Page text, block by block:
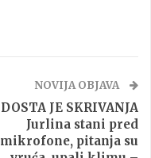
NOVIJA OBJAVA
DOSTA JE SKRIVANJA
Jurlina stani pred
mikrofone, pitanja su